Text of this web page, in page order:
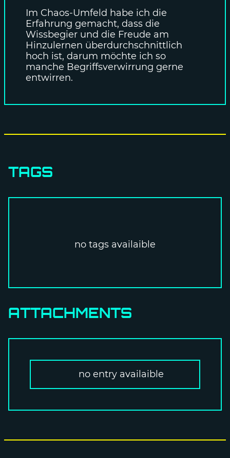
Im Chaos-Umfeld habe ich die
Erfahrung gemacht, dass die
Wissbegier und die Freude am
Hinzulernen überdurchschnittlich
hoch ist, darum möchte ich so
manche Begriffsverwirrung gerne
entwirren.
TAGS
no tags availaible
ATTACHMENTS
no entry availaible